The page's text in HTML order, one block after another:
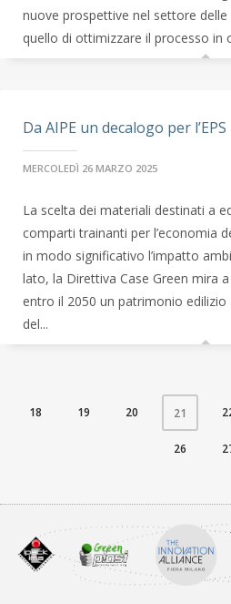
nuove prospettive nel settore delle
quello di ottimizzare il processo in
Da AIPE un decalogo per l’EPS
MERCOLEDÌ 26 MARZO 2025
La scelta dei materiali destinati a
comparti trainanti per l’economia
in modo significativo l’impatto
lato, la Direttiva Case Green mira
entro il 2050 un patrimonio
del...
18 19 20 21
26